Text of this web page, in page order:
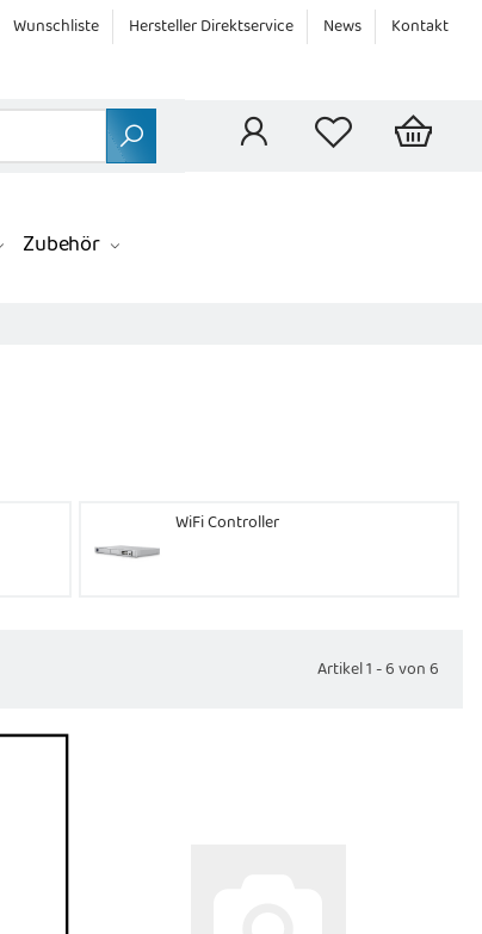
Wunschliste Hersteller Direktservice News Kontakt
Zubehör
WiFi Controller
Artikel 1 - 6 von 6